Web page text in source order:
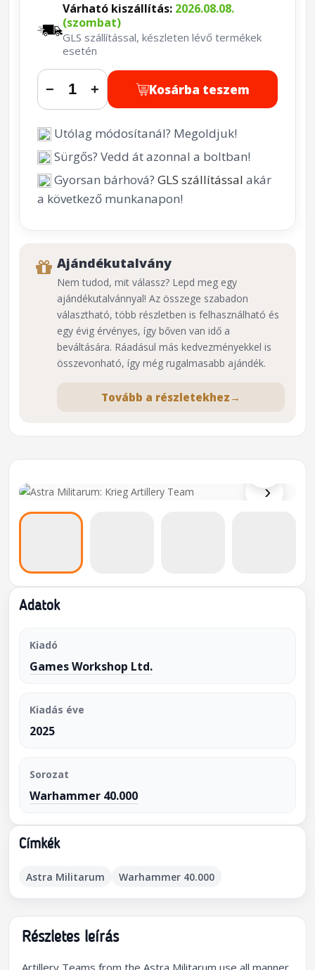
›
⌕
Adatok
Kiadó
Games Workshop Ltd.
Kiadás éve
2025
Sorozat
Warhammer 40.000
Címkék
Astra Militarum Warhammer 40.000
Várható kiszállítás: 2026.08.08.
(szombat)
GLS szállítással, készleten lévő termékek
esetén
− + Kosárba teszem
Utólag módosítanál? Megoldjuk!
Sürgős? Vedd át azonnal a boltban!
Gyorsan bárhová? GLS szállítással akár
a következő munkanapon!
Ajándékutalvány
Nem tudod, mit válassz? Lepd meg egy
ajándékutalvánnyal! Az összege szabadon
választható, több részletben is felhasználható és
egy évig érvényes, így bőven van idő a
beváltására. Ráadásul más kedvezményekkel is
összevonható, így még rugalmasabb ajándék.
Tovább a részletekhez →
Részletes leírás
Artillery Teams from the Astra Militarum use all manner